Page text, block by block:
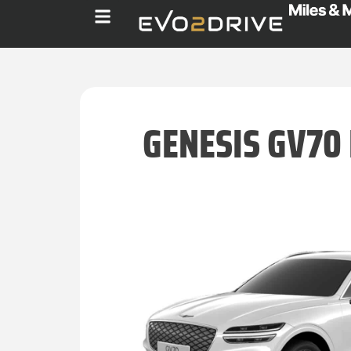
GENESIS